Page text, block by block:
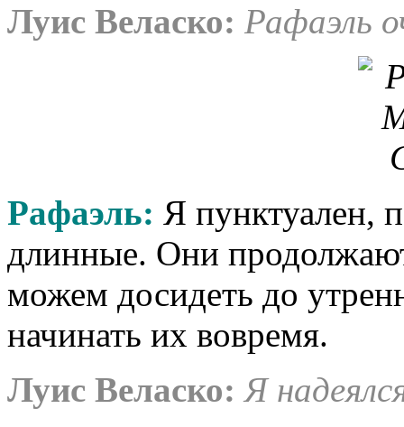
Луис Веласко: Рафаэль
Рафаэль: Я пунктуален,
длинные. Они
можем досидеть до
начинать их вовремя.
Луис Веласко: Я